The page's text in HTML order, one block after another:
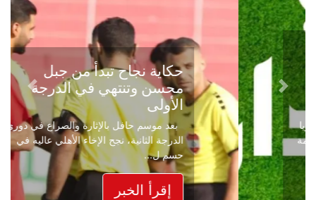
حكاية نجاح تبدأ من جبل
محسن وتنتهي في الدرجة
الأولى
بعد موسم حافل بالإثارة والصراع في دوري
الدرجة الثانية، نجح الإخاء الأهلي عاليه في
حسم ل...
إقرأ الخبر
Previous
Next